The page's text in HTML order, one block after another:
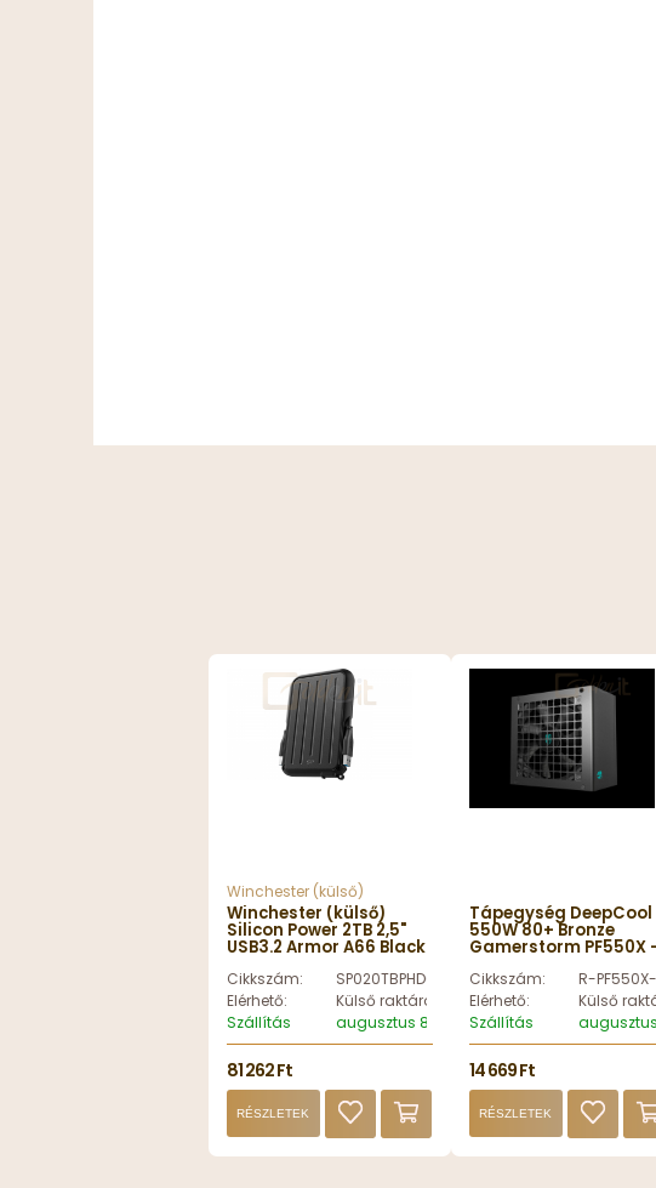
Winchester (külső)
Winchester (külső)
Silicon Power 2TB 2,5"
USB3.2 Armor A66 Black
Cikkszám:
SP020TBPHD66SS3K
Elérhető:
Külső raktáron
Szállítás
augusztus 8, szombat
81 262 Ft
RÉSZLETEK
Tápegység DeepCool
550W 80+ Bronze
Gamerstorm PF550X
Cikkszám:
R-
Elérhető:
Külső
Szállítás
14 669 Ft
RÉSZLETEK